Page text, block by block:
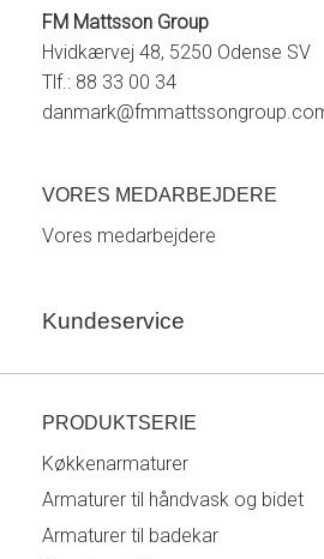
FM Mattsson Group
Hvidkærvej 48, 5250 Odense SV
Tlf.: 88 33 00 34
VORES MEDARBEJDERE
Vores medarbejdere
Kundeservice
PRODUKTSERIE
Køkkenarmaturer
Armaturer til håndvask og bidet
Armaturer til badekar